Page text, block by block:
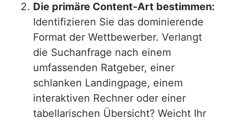
Die primäre Content-Art bestimmen:
Identifizieren Sie das dominierende
Format der Wettbewerber. Verlangt
die Suchanfrage nach einem
umfassenden Ratgeber, einer
schlanken Landingpage, einem
interaktiven Rechner oder einer
tabellarischen Übersicht? Weicht Ihr